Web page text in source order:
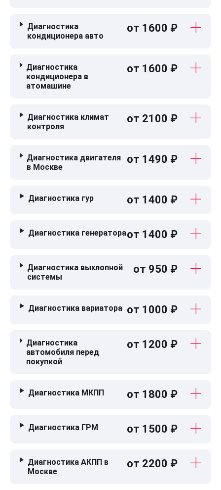
Диагностика
кондиционера авто
от 1600 ₽
Диагностика
кондиционера в
атомашине
от 1600 ₽
Диагностика климат
контроля
от 2100 ₽
Диагностика двигателя
в Москве
от 1490 ₽
Диагностика гур от 1400 ₽
Диагностика генератораот 1400 ₽
Диагностика выхлопной
системы
от 950 ₽
Диагностика вариатора от 1000 ₽
Диагностика
автомобиля перед
покупкой
от 1200 ₽
Диагностика МКПП от 1800 ₽
Диагностика ГРМ от 1500 ₽
Диагностика АКПП в
Москве
от 2200 ₽